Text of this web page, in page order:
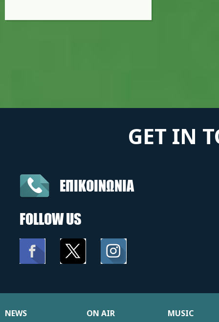
GET IN
ΕΠΙΚΟΙΝΩΝΙΑ
FOLLOW US
NEWS ON AIR
MUSIC